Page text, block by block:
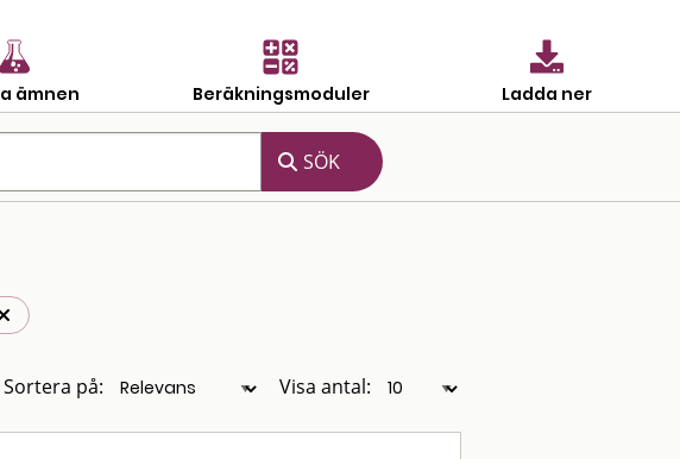
ämnen Beräkningsmoduler Ladda ner
Sortera på: Visa antal: